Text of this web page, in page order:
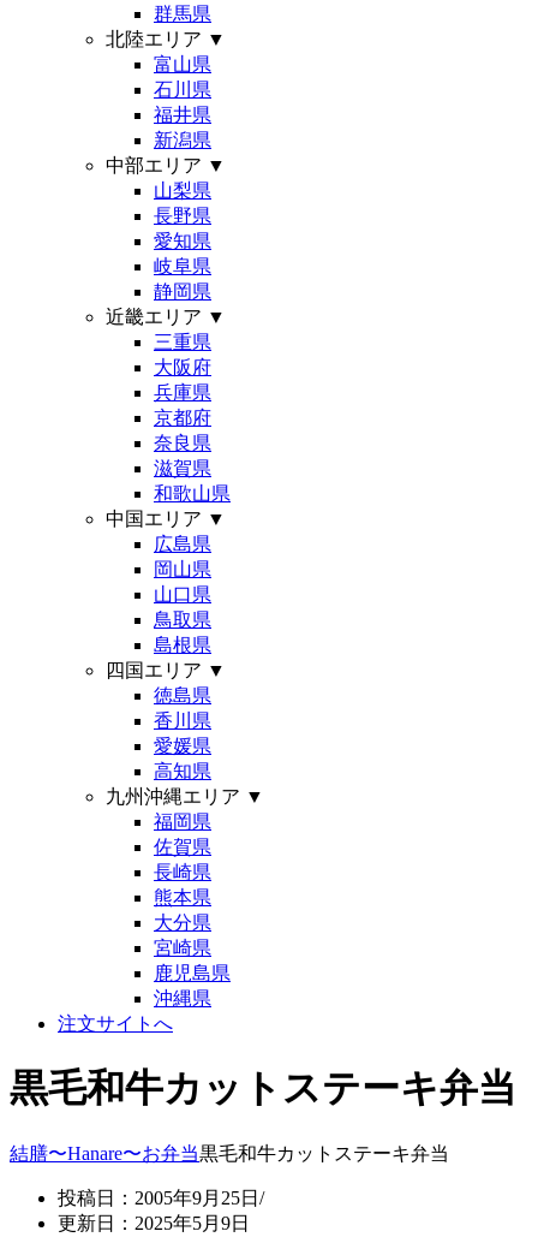
群馬県
北陸エリア ▼
富山県
石川県
福井県
新潟県
中部エリア ▼
山梨県
長野県
愛知県
岐阜県
静岡県
近畿エリア ▼
三重県
大阪府
兵庫県
京都府
奈良県
滋賀県
和歌山県
中国エリア ▼
広島県
岡山県
山口県
鳥取県
島根県
四国エリア ▼
徳島県
香川県
愛媛県
高知県
九州沖縄エリア ▼
福岡県
佐賀県
長崎県
熊本県
大分県
宮崎県
鹿児島県
沖縄県
注文サイトへ
黒毛和牛カットステーキ弁当
結膳〜Hanare〜お弁当黒毛和牛カットステーキ弁当
投稿日：2005年9月25日/
更新日：2025年5月9日